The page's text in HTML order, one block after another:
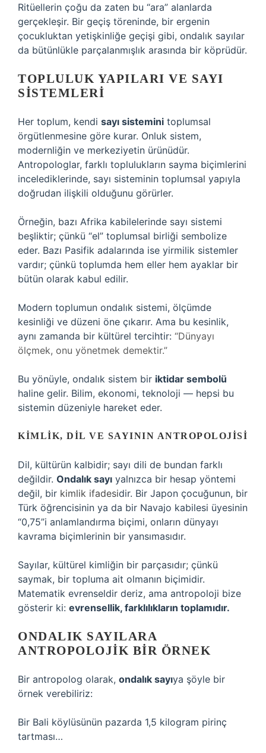
Ritüellerin çoğu da zaten bu “ara” alanlarda
gerçekleşir. Bir geçiş töreninde, bir ergenin
çocukluktan yetişkinliğe geçişi gibi, ondalık sayılar
da bütünlükle parçalanmışlık arasında bir köprüdür.
TOPLULUK YAPILARI VE SAYI
SISTEMLERI
Her toplum, kendi sayı sistemini toplumsal
örgütlenmesine göre kurar. Onluk sistem,
modernliğin ve merkeziyetin ürünüdür.
Antropologlar, farklı toplulukların sayma biçimlerini
incelediklerinde, sayı sisteminin toplumsal yapıyla
doğrudan ilişkili olduğunu görürler.
Örneğin, bazı Afrika kabilelerinde sayı sistemi
beşliktir; çünkü “el” toplumsal birliği sembolize
eder. Bazı Pasifik adalarında ise yirmilik sistemler
vardır; çünkü toplumda hem eller hem ayaklar bir
bütün olarak kabul edilir.
Modern toplumun ondalık sistemi, ölçümde
kesinliği ve düzeni öne çıkarır. Ama bu kesinlik,
aynı zamanda bir kültürel tercihtir: “Dünyayı
ölçmek, onu yönetmek demektir.”
Bu yönüyle, ondalık sistem bir iktidar sembolü
haline gelir. Bilim, ekonomi, teknoloji — hepsi bu
sistemin düzeniyle hareket eder.
KIMLIK, DIL VE SAYININ ANTROPOLOJISI
Dil, kültürün kalbidir; sayı dili de bundan farklı
değildir. Ondalık sayı yalnızca bir hesap yöntemi
değil, bir kimlik ifadesidir. Bir Japon çocuğunun, bir
Türk öğrencisinin ya da bir Navajo kabilesi üyesinin
“0,75”i anlamlandırma biçimi, onların dünyayı
kavrama biçimlerinin bir yansımasıdır.
Sayılar, kültürel kimliğin bir parçasıdır; çünkü
saymak, bir topluma ait olmanın biçimidir.
Matematik evrenseldir deriz, ama antropoloji bize
gösterir ki: evrensellik, farklılıkların toplamıdır.
ONDALIK SAYILARA
ANTROPOLOJIK BIR ÖRNEK
Bir antropolog olarak, ondalık sayıya şöyle bir
örnek verebiliriz:
Bir Bali köylüsünün pazarda 1,5 kilogram pirinç
tartması…